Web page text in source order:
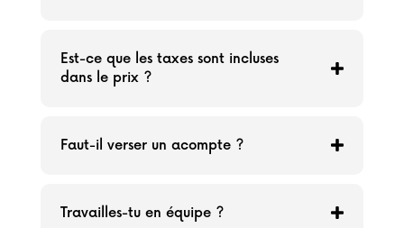
Est-ce que les taxes sont incluses
dans le prix ?
Faut-il verser un acompte ?
Travailles-tu en équipe ?